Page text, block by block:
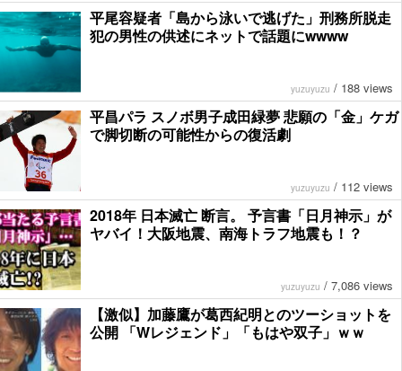
平尾容疑者「島から泳いで逃げた」刑務所脱走
犯の男性の供述にネットで話題にwwww
yuzuyuzu / 188 views
平昌パラ スノボ男子成田緑夢 悲願の「金」ケガ
で脚切断の可能性からの復活劇
yuzuyuzu / 112 views
2018年 日本滅亡 断言。 予言書「日月神示」が
ヤバイ！大阪地震、南海トラフ地震も！？
yuzuyuzu / 7,086 views
【激似】加藤鷹が葛西紀明とのツーショットを
公開 「Wレジェンド」「もはや双子」ｗｗ